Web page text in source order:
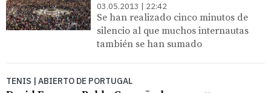
03.05.2013 | 22:42
Se han realizado cinco minutos de
silencio al que muchos internautas
también se han sumado
TENIS | ABIERTO DE PORTUGAL